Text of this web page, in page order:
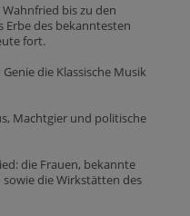
bis zu den
Erbe des bekanntesten
fort.
die Klassische Musik
Machtgier und politische
die Frauen, bekannte
die Wirkstätten des